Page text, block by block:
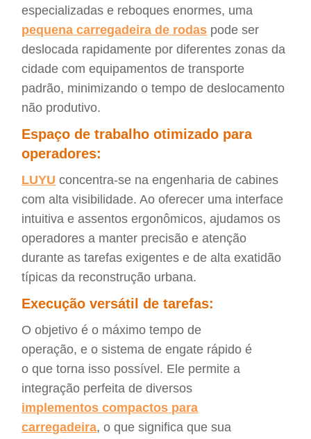
especializadas e reboques enormes, uma
pequena carregadeira de rodas pode ser
deslocada rapidamente por diferentes zonas da
cidade com equipamentos de transporte
padrão, minimizando o tempo de deslocamento
não produtivo.
Espaço de trabalho otimizado para
operadores:
LUYU concentra-se na engenharia de cabines
com alta visibilidade. Ao oferecer uma interface
intuitiva e assentos ergonômicos, ajudamos os
operadores a manter precisão e atenção
durante as tarefas exigentes e de alta exatidão
típicas da reconstrução urbana.
Execução versátil de tarefas:
O objetivo é o máximo tempo de
operação, e o sistema de engate rápido é
o que torna isso possível. Ele permite a
integração perfeita de diversos
implementos compactos para
carregadeira, o que significa que sua